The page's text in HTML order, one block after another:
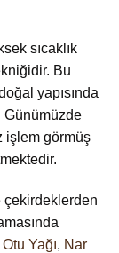
sıcaklık
Bu
yapısında
Günümüzde
işlem görmüş
çekirdeklerden
Yağı, Nar